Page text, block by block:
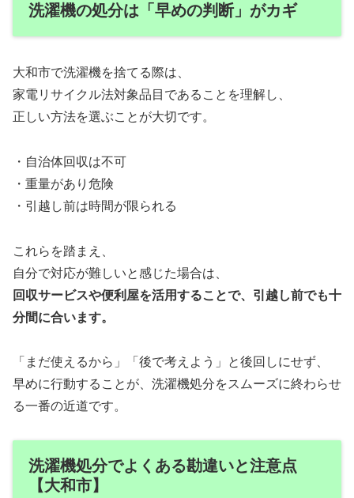
洗濯機の処分は「早めの判断」がカギ
大和市で洗濯機を捨てる際は、
家電リサイクル法対象品目であることを理解し、
正しい方法を選ぶことが大切です。
・自治体回収は不可
・重量があり危険
・引越し前は時間が限られる
これらを踏まえ、
自分で対応が難しいと感じた場合は、
回収サービスや便利屋を活用することで、引越し前でも十
分間に合います。
「まだ使えるから」「後で考えよう」と後回しにせず、
早めに行動することが、洗濯機処分をスムーズに終わらせ
る一番の近道です。
洗濯機処分でよくある勘違いと注意点
【大和市】